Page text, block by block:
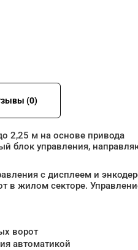
(0)
2,25 м на основе привода
блок управления,
с дисплеем и
в жилом секторе.
ворот
автоматикой